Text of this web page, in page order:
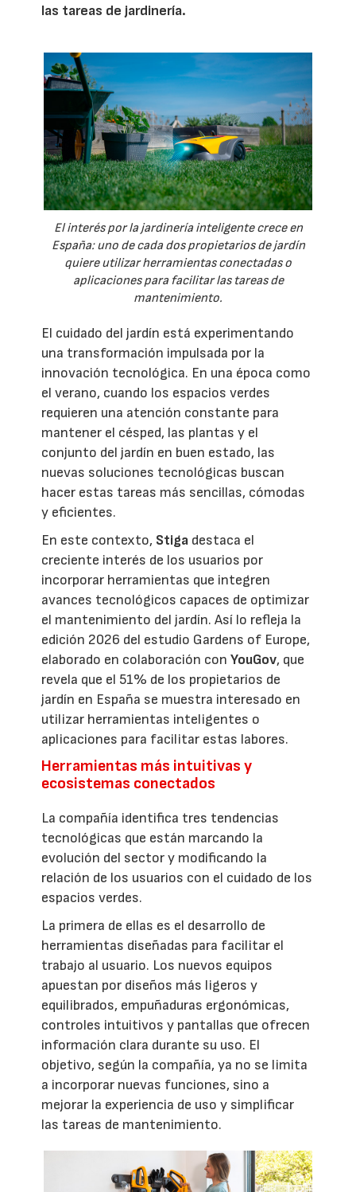
las tareas de jardinería.
El interés por la jardinería inteligente crece en
España: uno de cada dos propietarios de jardín
quiere utilizar herramientas conectadas o
aplicaciones para facilitar las tareas de
mantenimiento.
El cuidado del jardín está experimentando
una transformación impulsada por la
innovación tecnológica. En una época como
el verano, cuando los espacios verdes
requieren una atención constante para
mantener el césped, las plantas y el
conjunto del jardín en buen estado, las
nuevas soluciones tecnológicas buscan
hacer estas tareas más sencillas, cómodas
y eficientes.
En este contexto, Stiga destaca el
creciente interés de los usuarios por
incorporar herramientas que integren
avances tecnológicos capaces de optimizar
el mantenimiento del jardín. Así lo refleja la
edición 2026 del estudio Gardens of Europe,
elaborado en colaboración conYouGov, que
revela que el 51% de los propietarios de
jardín en España se muestra interesado en
utilizar herramientas inteligentes o
aplicaciones para facilitar estas labores.
Herramientas más intuitivas y
ecosistemas conectados
La compañía identifica tres tendencias
tecnológicas que están marcando la
evolución del sector y modificando la
relación de los usuarios con el cuidado de los
espacios verdes.
La primera de ellas es el desarrollo de
herramientas diseñadas para facilitar el
trabajo al usuario. Los nuevos equipos
apuestan por diseños más ligeros y
equilibrados, empuñaduras ergonómicas,
controles intuitivos y pantallas que ofrecen
información clara durante su uso. El
objetivo, según la compañía, ya no se limita
a incorporar nuevas funciones, sino a
mejorar la experiencia de uso y simplificar
las tareas de mantenimiento.